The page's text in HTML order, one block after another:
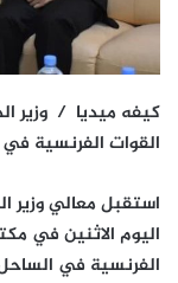
كيفه ميديا / وزير
القوات الفرنسية
استقبل معالي وزير
اليوم الاثنين في
الفرنسية في الساحل